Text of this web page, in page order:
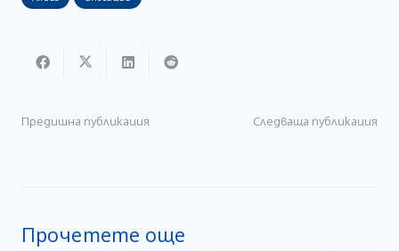
Предишна публикация Следваща публикация
Прочетете още